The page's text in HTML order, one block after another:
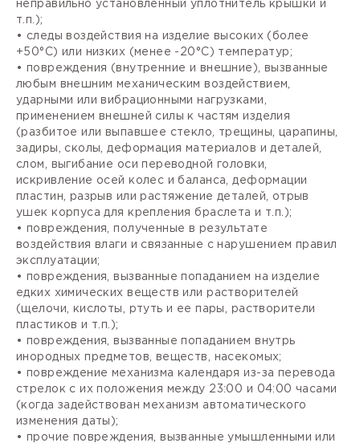
неправильно установленный уплотнитель крышки и
т.п.);
• следы воздействия на изделие высоких (более
+50°С) или низких (менее -20°С) температур;
• повреждения (внутренние и внешние), вызванные
любым внешним механическим воздействием,
ударными или вибрационными нагрузками,
применением внешней силы к частям изделия
(разбитое или выпавшее стекло, трещины, царапины,
задиры, сколы, деформация материалов и деталей,
слом, выгибание оси переводной головки,
искривление осей колес и баланса, деформации
пластин, разрыв или растяжение деталей, отрыв
ушек корпуса для крепления браслета и т.п.);
• повреждения, полученные в результате
воздействия влаги и связанные с нарушением правил
эксплуатации;
• повреждения, вызванные попаданием на изделие
едких химических веществ или растворителей
(щелочи, кислоты, ртуть и ее пары, растворители
пластиков и т.п.);
• повреждения, вызванные попаданием внутрь
инородных предметов, веществ, насекомых;
• повреждение механизма календаря из-за перевода
стрелок с их положения между 23:00 и 04:00 часами
(когда задействован механизм автоматического
изменения даты);
• прочие повреждения, вызванные умышленными или